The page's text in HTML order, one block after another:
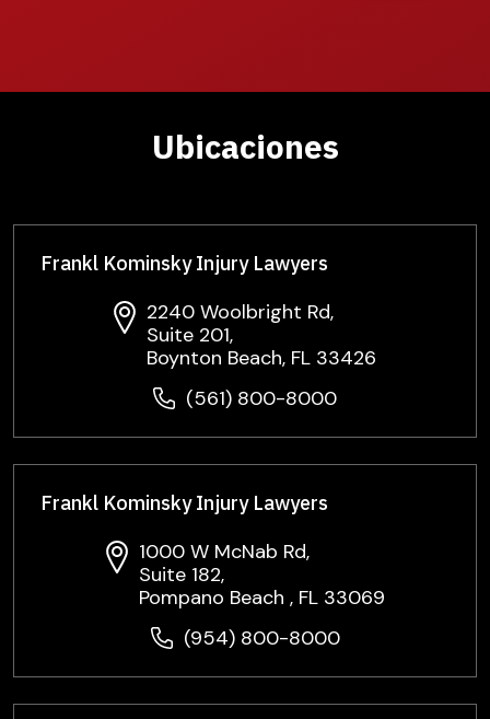
Ubicaciones
Frankl Kominsky Injury Lawyers
2240 Woolbright Rd,
Suite 201,
Boynton Beach, FL 33426
(561) 800-8000
Frankl Kominsky Injury Lawyers
1000 W McNab Rd,
Suite 182,
Pompano Beach , FL 33069
(954) 800-8000